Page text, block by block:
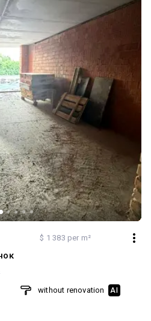
Підійде: – для власного
салон, кабінет) – як інвестиція
— організуємо перегляд
та надамо всю детальну інформацію! Ціна: 65 000 $ Код #12715
$ 1 383 per m²
without renovation AI